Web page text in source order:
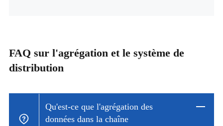
FAQ sur l'agrégation et le système de
distribution
Qu'est-ce que l'agrégation des
données dans la chaîne